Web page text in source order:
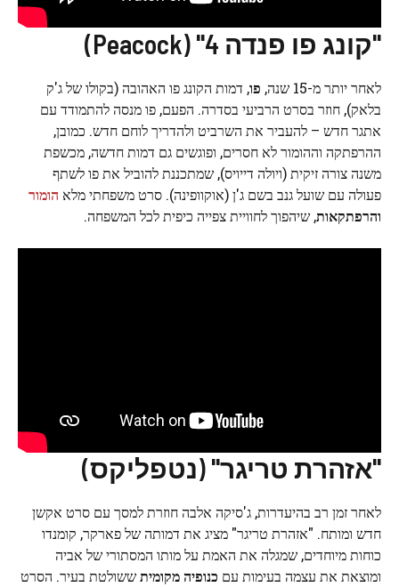
"קונג פו פנדה 4" (Peacock)
לאחר יותר מ-15 שנה, פו, דמות הקונג פו האהובה (בקולו של ג'ק
בלאק), חוזר בסרט הרביעי בסדרה. הפעם, פו מנסה להתמודד עם
אתגר חדש – להעביר את השרביט ולהדריך לוחם חדש. כמובן,
ההרפתקה וההומור לא חסרים, ופוגשים גם דמות חדשה, מכשפת
משנה צורה זיקית (ויולה דייויס), שמתכננת להוביל את פו לשתף
פעולה עם שועל גנב בשם ג'ן (אוקוופינה). סרט משפחתי מלא הומור
והרפתקאות, שיהפוך לחוויית צפייה כיפית לכל המשפחה.
"אזהרת טריגר" (נטפליקס)
לאחר זמן רב בהיעדרות, ג'סיקה אלבה חוזרת למסך עם סרט אקשן
חדש ומותח. "אזהרת טריגר" מציג את דמותה של פארקר, קומנדו
כוחות מיוחדים, שמגלה את האמת על מותו המסתורי של אביה
ומוצאת את עצמה בעימות עם כנופיה מקומיתששולטת בעיר. הסרט